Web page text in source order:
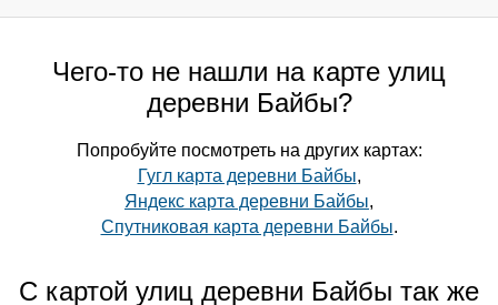
Чего-то не нашли на карте улиц
деревни Байбы?
Попробуйте посмотреть на других картах:
Гугл карта деревни Байбы,
Яндекс карта деревни Байбы,
Спутниковая карта деревни Байбы.
С картой улиц деревни Байбы так же